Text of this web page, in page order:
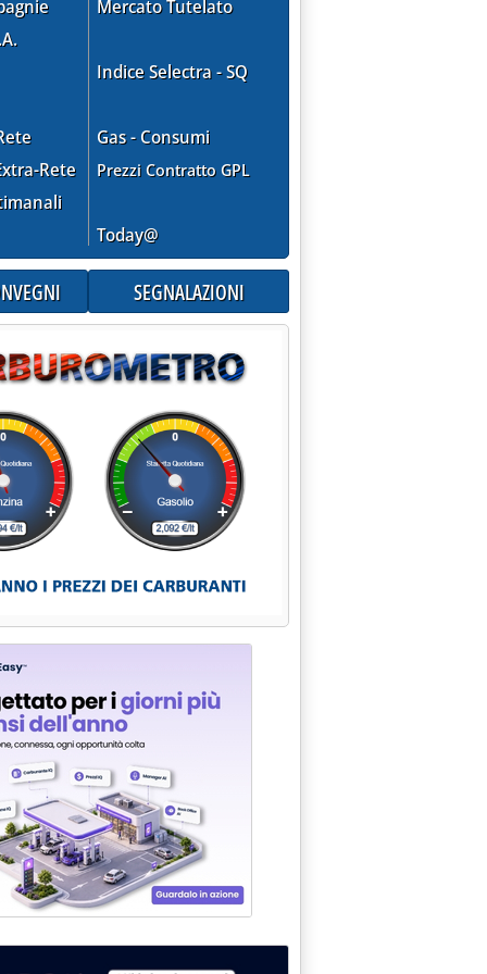
1998 alle 0.0.
CABOTAGGIO GIOVEDI' PRESENTAZIONE
AIUTI PER RINNOVO DEL "PARCO" ED INTERVENTI PER
0.0.
Rete
Mercato Tutelato
Indice Selectra - SQ
Gas - Consumi
Prezzi Contratto GPL
Today@
SEGNALAZIONI